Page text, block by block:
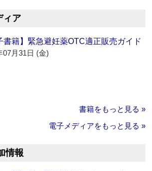
ィア
書籍】緊急避妊薬OTC適正販売ガイド
07月31日 (金)
書籍をもっと見る »
電子メディアをもっと見る »
情報